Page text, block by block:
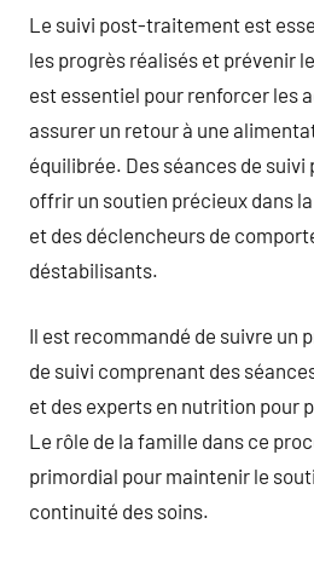
Le suivi post-traitement est
les progrès réalisés et prévenir
est essentiel pour renforcer les
assurer un retour à une
équilibrée. Des séances de
offrir un soutien précieux dans
et des déclencheurs de
déstabilisants.
Il est recommandé de suivre un
de suivi comprenant des
et des experts en nutrition pour
Le rôle de la famille dans ce
primordial pour maintenir le
continuité des soins.